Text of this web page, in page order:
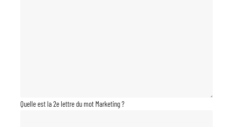
Quelle est la 2e lettre du mot Marketing ?